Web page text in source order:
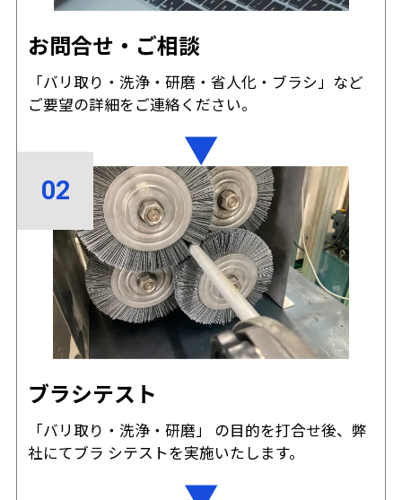
お問合せ・ご相談
「バリ取り・洗浄・研磨・省人化・ブラシ」など
ご要望の詳細をご連絡ください。
ブラシテスト
「バリ取り・洗浄・研磨」 の目的を打合せ後、弊
社にてブラ シテストを実施いたします。